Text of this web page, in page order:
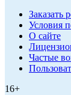
Заказать
Условия
О сайте
Частые
16+